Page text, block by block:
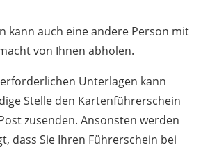
kann auch eine andere Person mit
von Ihnen abholen.
Unterlagen kann
Stelle den Kartenführerschein
zusenden. Ansonsten werden
dass Sie Ihren Führerschein bei